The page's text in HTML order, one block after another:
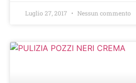
Luglio 27, 2017 Nessun commento